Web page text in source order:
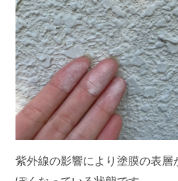
紫外線の影響により塗膜の表層